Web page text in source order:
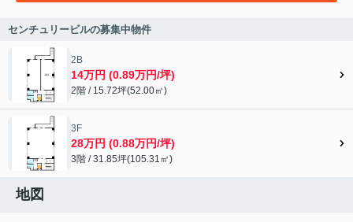
センチュリービルの募集中物件
2B
14万円 (0.89万円/坪)
2階 / 15.72坪(52.00㎡)
3F
28万円 (0.88万円/坪)
3階 / 31.85坪(105.31㎡)
地図